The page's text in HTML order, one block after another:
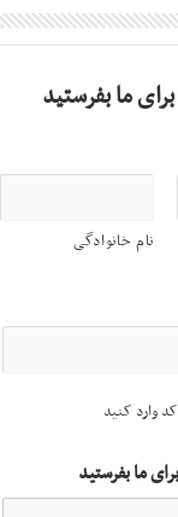
ما بفرستید
نام خانوادگی
وارد کنید
ما بفرستید